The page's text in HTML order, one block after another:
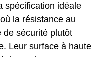
spécification idéale
la résistance au
de sécurité plutôt
Leur surface à haute